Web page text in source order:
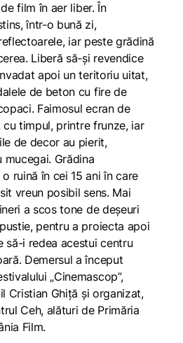
film în aer liber. În
într-o bună zi,
iar peste grădină
Liberă să-și revendice
apoi un teritoriu uitat,
de beton cu fire de
Faimosul ecran de
timpul, printre frunze, iar
de decor au pierit,
Grădina
ruină în cei 15 ani în care
vreun posibil sens. Mai
a scos tone de deșeuri
pentru a proiecta apoi
să-i redea acestui centru
Demersul a început
„Cinemascop”,
Cristian Ghiță și organizat,
Ceh, alături de Primăria
Film.